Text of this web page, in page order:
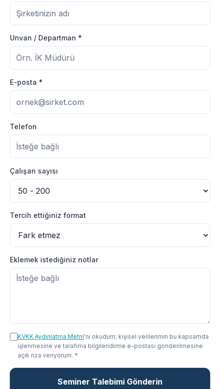
Unvan / Departman *
E-posta *
Telefon
Çalışan sayısı
Tercih ettiğiniz format
Eklemek istediğiniz notlar
KVKK Aydınlatma Metni'ni okudum; kişisel verilerimin bu kapsamda
işlenmesine ve tarafıma bilgilendirme e-postası gönderilmesine
açık rıza veriyorum. *
Seminer Talebimi Gönderin